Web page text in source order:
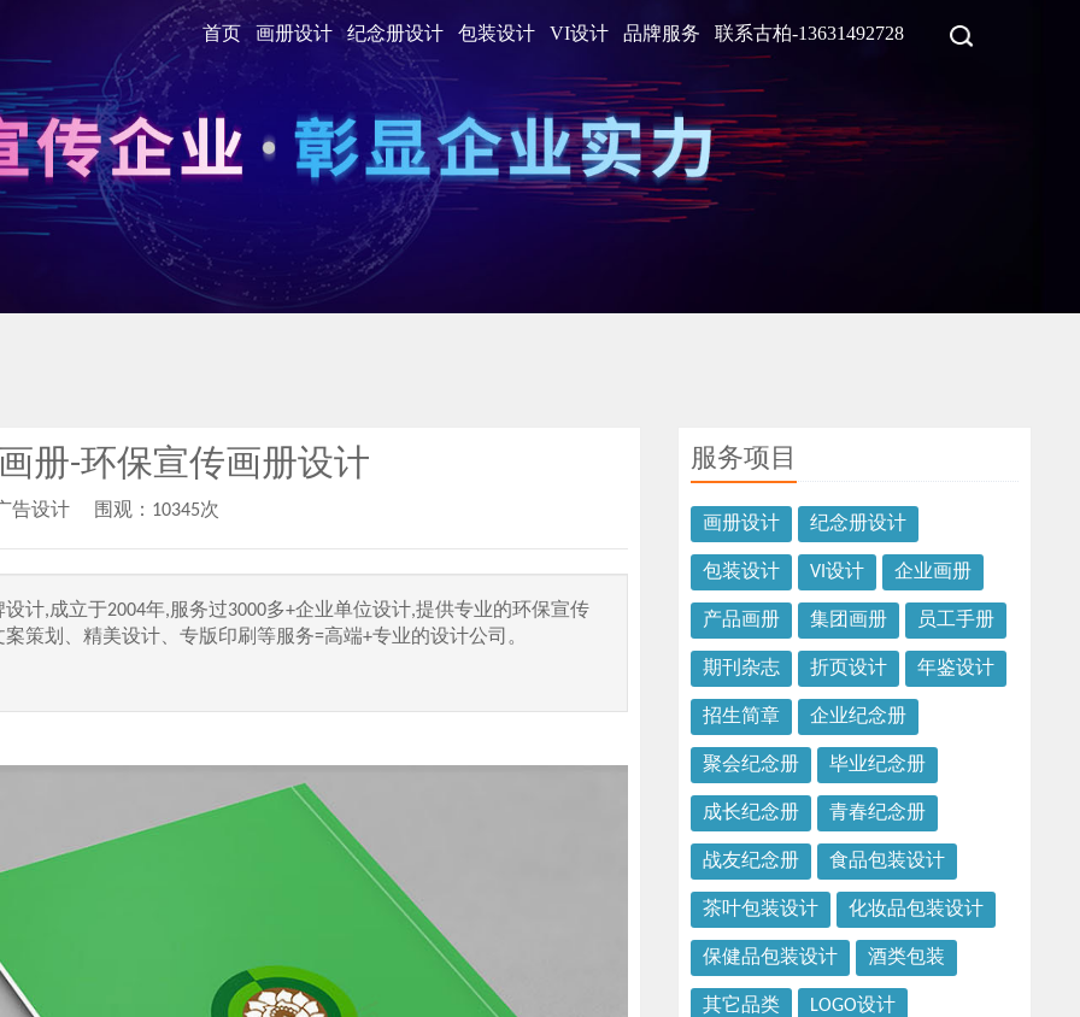
首页 画册设计 纪念册设计 包装设计 VI设计 品牌服务 联系古柏-13631492728
册-环保宣传画册设计
告设计 围观：10345次
计,成立于2004年,服务过3000多+企业单位设计,提供专业的环保宣传
策划、精美设计、专版印刷等服务=高端+专业的设计公司。
服务项目
画册设计 纪念册设计
包装设计 VI设计 企业画册
产品画册 集团画册 员工手册
期刊杂志 折页设计 年鉴设计
招生简章 企业纪念册
聚会纪念册 毕业纪念册
成长纪念册 青春纪念册
战友纪念册 食品包装设计
茶叶包装设计 化妆品包装设计
保健品包装设计 酒类包装
其它品类 LOGO设计